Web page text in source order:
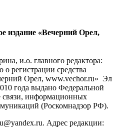
издание «Вечерний Орел,
и.о. главного редактора:
о регистрации средства
Орел, www.vechor.ru» Эл
года выдано Федеральной
связи, информационных
(Роскомнадзор РФ).
Адрес редакции: